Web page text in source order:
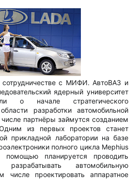
с МИФИ. АвтоВАЗ и
ядерный университет
о начале стратегического
разработки автомобильной
партнёры займутся созданием
из первых проектов станет
прикладной лаборатории на базе
полного цикла Mephius
планируется проводить
автомобильную
числе проектировать аппаратное